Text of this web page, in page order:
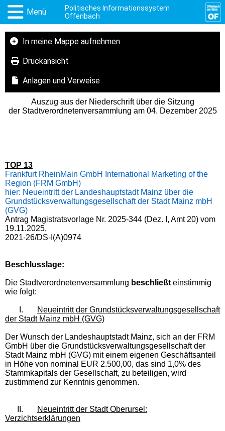
Menü
Politisches Informationssystem
Offenbach
In meine Mappe aufnehmen
Druckansicht
Anlagen und Verweise
Auszug aus der Niederschrift über die Sitzung
der Stadtverordnetenversammlung am 04. Dezember 2025
TOP 13
Frankfurt RheinMain GmbH International Marketing of the
Region (FRM GmbH)
hier: Neueintritt der Landeshauptstadt Mainz über die
Grundstücksverwaltungsgesellschaft der Stadt Mainz mbH
(GVG)
Antrag Magistratsvorlage Nr. 2025-344 (Dez. I, Amt 20) vom
19.11.2025,
2021-26/DS-I(A)0974
Beschlusslage:
Die Stadtverordnetenversammlung beschließt einstimmig
wie folgt:
I.
Neueintritt der Grundstücksverwaltungsgesellschaft
der Stadt Mainz mbH (GVG)
Der Wunsch der Landeshauptstadt Mainz, sich an der FRM
GmbH über die Grundstücksverwaltungsgesellschaft der
Stadt Mainz mbH (GVG) mit einem eigenen Geschäftsanteil
in Höhe von nominal EUR 2.500,00, das sind 1,0% des
Stammkapitals der Gesellschaft, zu beteiligen, wird
zustimmend zur Kenntnis genommen.
II.
Neueintritt der Stadt Oberursel:
Verzichtserklärungen